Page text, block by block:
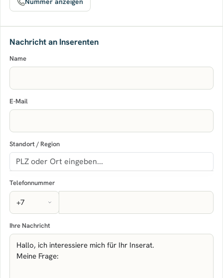
Nachricht an Inserenten
Name
E-Mail
Standort / Region
Telefonnummer
Ihre Nachricht